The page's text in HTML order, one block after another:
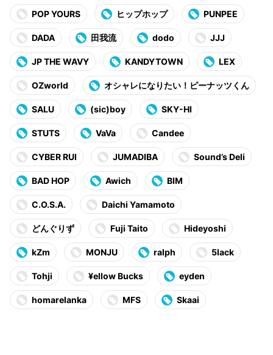
POP YOURS ヒップホップ PUNPEE
DADA 田我流 dodo JJJ
JP THE WAVY KANDYTOWN LEX
OZworld オシャレになりたい！ピーナッツくん
SALU (sic)boy SKY-HI
STUTS VaVa Candee
CYBER RUI JUMADIBA Sound’s Deli
BAD HOP Awich BIM
C.O.S.A. Daichi Yamamoto
どんぐりず Fuji Taito Hideyoshi
kZm MONJU ralph 5lack
Tohji ¥ellow Bucks eyden
homarelanka MFS Skaai